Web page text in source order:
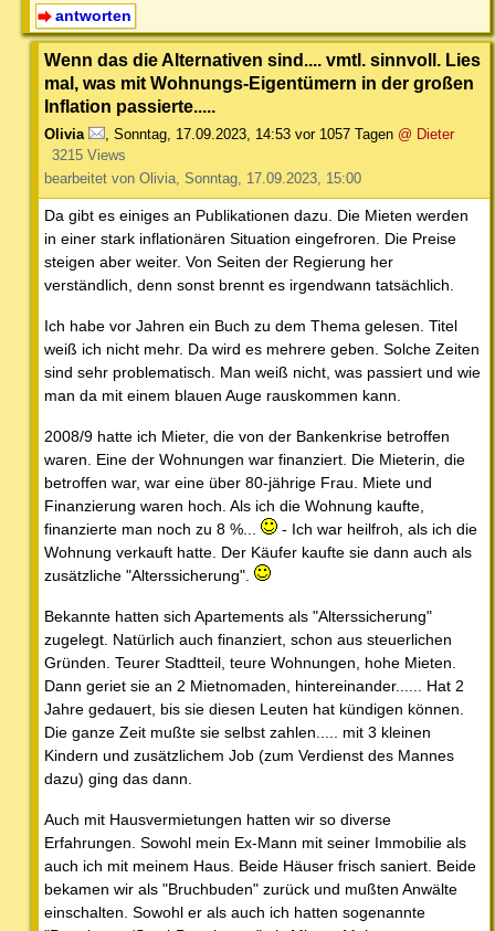
antworten
Wenn das die Alternativen sind.... vmtl. sinnvoll. Lies
mal, was mit Wohnungs-Eigentümern in der großen
Inflation passierte.....
Olivia Sonntag, 17.09.2023, 14:53 vor 1057 Tagen @ Dieter
3215 Views
bearbeitet von Olivia, Sonntag, 17.09.2023, 15:00
Da gibt es einiges an Publikationen dazu. Die Mieten werden
in einer stark inflationären Situation eingefroren. Die Preise
steigen aber weiter. Von Seiten der Regierung her
verständlich, denn sonst brennt es irgendwann tatsächlich.
Ich habe vor Jahren ein Buch zu dem Thema gelesen. Titel
weiß ich nicht mehr. Da wird es mehrere geben. Solche Zeiten
sind sehr problematisch. Man weiß nicht, was passiert und wie
man da mit einem blauen Auge rauskommen kann.
2008/9 hatte ich Mieter, die von der Bankenkrise betroffen
waren. Eine der Wohnungen war finanziert. Die Mieterin, die
betroffen war, war eine über 80-jährige Frau. Miete und
Finanzierung waren hoch. Als ich die Wohnung kaufte,
finanzierte man noch zu 8 %...
- Ich war heilfroh, als ich die
Wohnung verkauft hatte. Der Käufer kaufte sie dann auch als
zusätzliche "Alterssicherung".
Bekannte hatten sich Apartements als "Alterssicherung"
zugelegt. Natürlich auch finanziert, schon aus steuerlichen
Gründen. Teurer Stadtteil, teure Wohnungen, hohe Mieten.
Dann geriet sie an 2 Mietnomaden, hintereinander...... Hat 2
Jahre gedauert, bis sie diesen Leuten hat kündigen können.
Die ganze Zeit mußte sie selbst zahlen..... mit 3 kleinen
Kindern und zusätzlichem Job (zum Verdienst des Mannes
dazu) ging das dann.
Auch mit Hausvermietungen hatten wir so diverse
Erfahrungen. Sowohl mein Ex-Mann mit seiner Immobilie als
auch ich mit meinem Haus. Beide Häuser frisch saniert. Beide
bekamen wir als "Bruchbuden" zurück und mußten Anwälte
einschalten. Sowohl er als auch ich hatten sogenannte